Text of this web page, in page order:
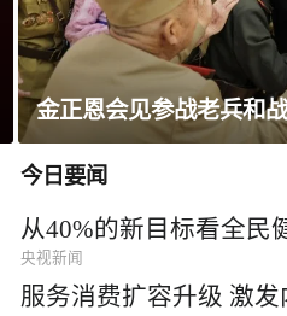
金正恩会见参战老兵和
今日要闻
从40%的新目标看全民
央视新闻
服务消费扩容升级 激发